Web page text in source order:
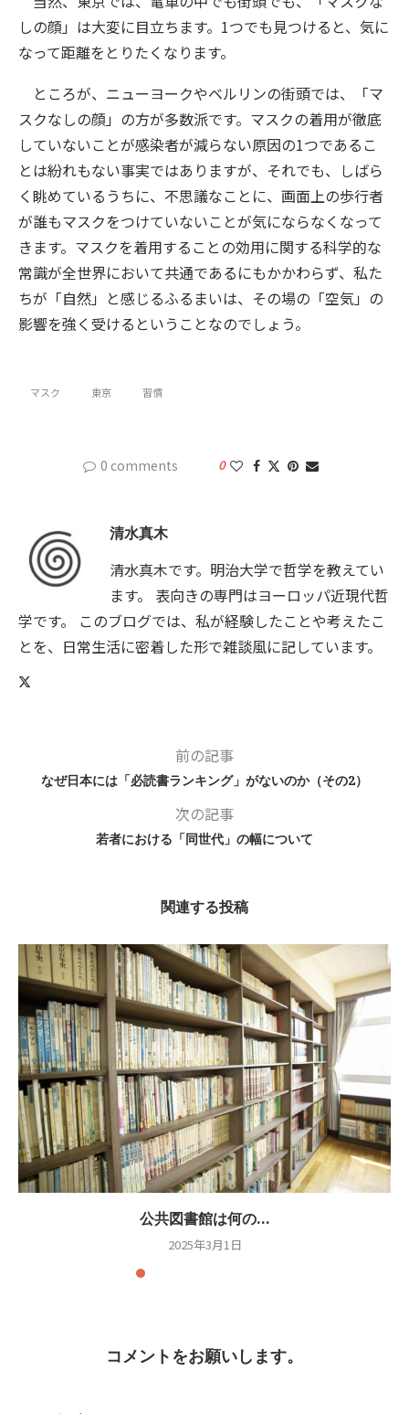
しの顔」は大変に目立ちます。1つでも見つけると、気に
なって距離をとりたくなります。
ところが、ニューヨークやベルリンの街頭では、「マ
スクなしの顔」の方が多数派です。マスクの着用が徹底
していないことが感染者が減らない原因の1つであるこ
とは紛れもない事実ではありますが、それでも、しばら
く眺めているうちに、不思議なことに、画面上の歩行者
が誰もマスクをつけていないことが気にならなくなって
きます。マスクを着用することの効用に関する科学的な
常識が全世界において共通であるにもかかわらず、私た
ちが「自然」と感じるふるまいは、その場の「空気」の
影響を強く受けるということなのでしょう。
マスク 東京 習慣
0 comments 0
清水真木
清水真木です。明治大学で哲学を教えてい
ます。 表向きの専門はヨーロッパ近現代哲
学です。 このブログでは、私が経験したことや考えたこ
とを、日常生活に密着した形で雑談風に記しています。
前の記事
なぜ日本には「必読書ランキング」がないのか（その2）
次の記事
若者における「同世代」の幅について
関連する投稿
公共図書館は何の...
2025年3月1日
コメントをお願いします。